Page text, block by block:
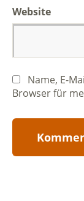
Website
Name, E-
Browser für